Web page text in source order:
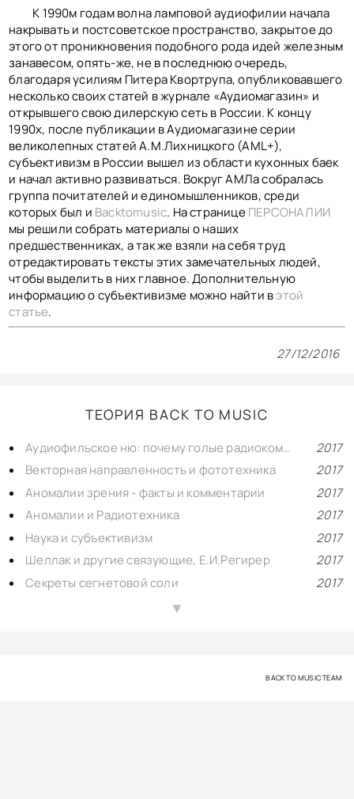
К 1990м годам волна ламповой аудиофилии начала
накрывать и постсоветское пространство, закрытое до
этого от проникновения подобного рода идей железным
занавесом, опять-же, не в последнюю очередь,
благодаря усилиям Питера Квортрупа, опубликовавшего
несколько своих статей в журнале «Аудиомагазин» и
открывшего свою дилерскую сеть в России. К концу
1990х, после публикации в Аудиомагазине серии
великолепных статей А.М.Лихницкого (AML+),
субъективизм в России вышел из области кухонных баек
и начал активно развиваться. Вокруг АМЛа собралась
группа почитателей и единомышленников, среди
которых был и Backtomusic. На страницеПЕРСОНАЛИИ
мы решили собрать материалы о наших
предшественниках, а так же взяли на себя труд
отредактировать тексты этих замечательных людей,
чтобы выделить в них главное. Дополнительную
информацию о субъективизме можно найти вэтой
статье.
27/12/2016
ТЕОРИЯ BACK TO MUSIC
Аудиофильское ню: почему голые радиокомпоненты звучат симпатично?
2017
Векторная направленность и фототехника
2017
Аномалии зрения - факты и комментарии
2017
Аномалии и Радиотехника
2017
Наука и субъективизм
2017
Шеллак и другие связующие, Е.И.Регирер
2017
Секреты сегнетовой соли
2017
Коротко о субъективизме▲
BACK TO MUSIC TEAM